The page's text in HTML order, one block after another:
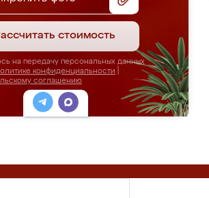
стоимость
на передачу персональных данных
конфиденциальности
соглашению